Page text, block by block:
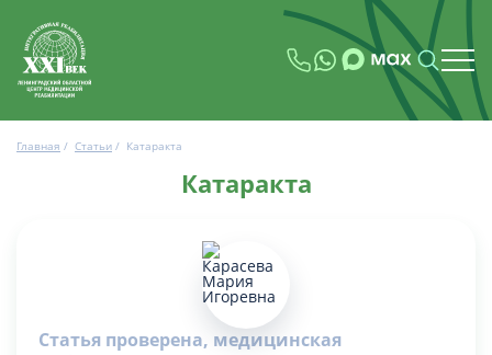
Главная / Статьи / Катаракта
Катаракта
Статья проверена, медицинская